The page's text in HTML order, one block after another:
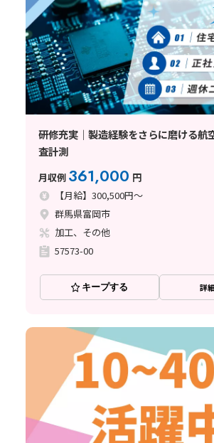
研修充実｜製造経験をさらに磨ける航
査計測
月収例 361,000 円
【月給】300,500円～
群馬県富岡市
加工、その他
57573-00
キープする 詳